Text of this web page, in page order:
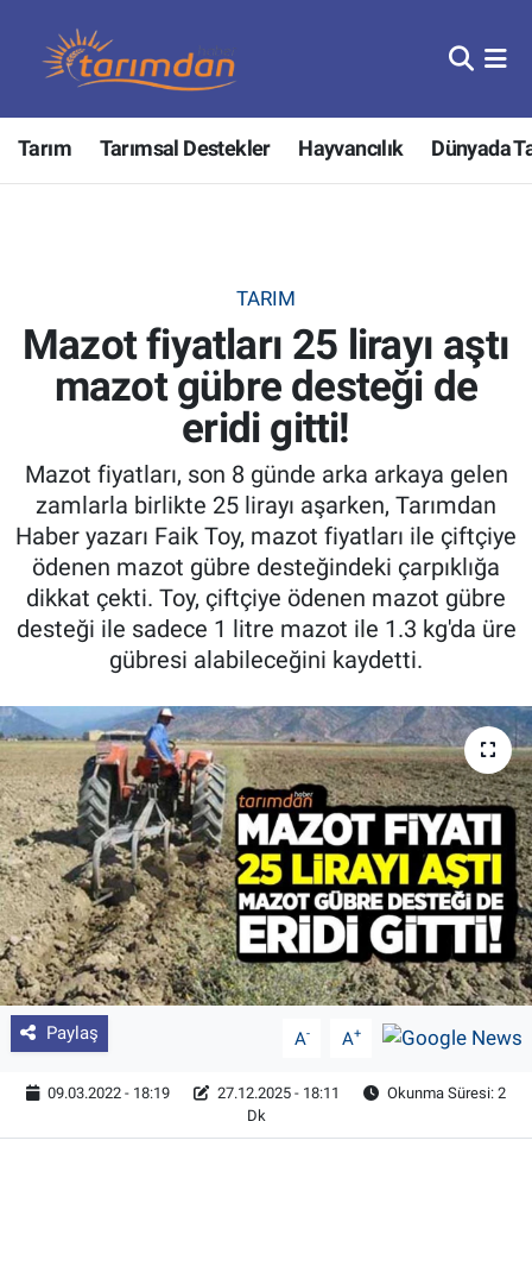
Tarım Tarımsal Destekler Hayvancılık Dünyada
TARIM
Mazot fiyatları 25 lirayı aştı
mazot gübre desteği de
eridi gitti!
Mazot fiyatları, son 8 günde arka arkaya gelen
zamlarla birlikte 25 lirayı aşarken, Tarımdan
Haber yazarı Faik Toy, mazot fiyatları ile çiftçiye
ödenen mazot gübre desteğindeki çarpıklığa
dikkat çekti. Toy, çiftçiye ödenen mazot gübre
desteği ile sadece 1 litre mazot ile 1.3 kg'da üre
gübresi alabileceğini kaydetti.
Paylaş A- A+
09.03.2022 - 18:19 27.12.2025 - 18:11
Okunma Süresi: 2
Dk
Tarım
Hayvancılık
Tarımsal Destekler
Tarım Bakanlığı
Tarım Kredi Kooperatifleri
Pankobirlik
Et fiyatları
Yetiştirici Soruyor
Dünyada Tarım
Üretici Birlikleri
Şeker ve Şekerli Mamüller
Tahıllar ve Baklagiller
Nöbetçi Eczaneler
Hava Durumu
Tüm Manşetler
Son Dakika Haberleri